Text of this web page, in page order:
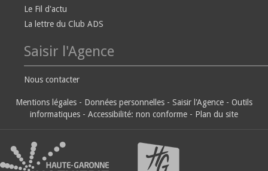
Le Fil d'actu
La lettre du Club ADS
Saisir l'Agence
Nous contacter
Mentions légales - Données personnelles - Saisir l'Agence - Outils
informatiques - Accessibilité: non conforme - Plan du site